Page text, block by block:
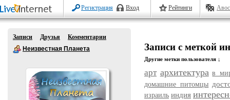
Регистрация Вход Рейтинги
Записи Друзья
Комментарии
Неизвестная Планета
Записи с меткой
Другие метки пользователя ↓
арт архитектура в
домашние питомцы
израиль индия